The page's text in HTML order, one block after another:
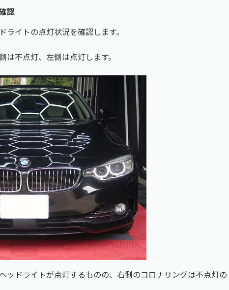
認
イトの点灯状況を確認します。
は不点灯、左側は点灯します。
ッドライトが点灯するものの、右側のコロナリングは不点灯の